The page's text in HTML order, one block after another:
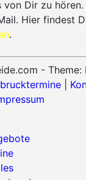
von Dir zu
Hier findest
.
- Theme: